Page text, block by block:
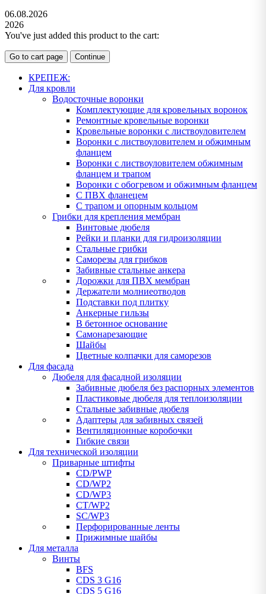
06.08.2026
2026
You've just added this product to the cart:
Go to cart page Continue
КРЕПЕЖ:
Для кровли
Водосточные воронки
Комплектующие для кровельных воронок
Ремонтные кровельные воронки
Кровельные воронки с листвоуловителем
Воронки с листвоуловителем и обжимным
фланцем
Воронки с листвоуловителем обжимным
фланцем и трапом
Воронки с обогревом и обжимным фланцем
С ПВХ фланецем
С трапом и опорным кольцом
Грибки для крепления мембран
Винтовые дюбеля
Рейки и планки для гидроизоляции
Стальные грибки
Саморезы для грибков
Забивные стальные анкера
Дорожки для ПВХ мембран
Держатели молниеотводов
Подставки под плитку
Анкерные гильзы
В бетонное основание
Самонарезающие
Шайбы
Цветные колпачки для саморезов
Для фасада
Дюбеля для фасадной изоляции
Забивные дюбеля без распорных элементов
Пластиковые дюбеля для теплоизоляции
Стальные забивные дюбеля
Адаптеры для забивных связей
Вентиляционные коробочки
Гибкие связи
Для технической изоляции
Приварные штифты
CD/PWP
CD/WP2
CD/WP3
CT/WP2
SC/WP3
Перфорированные ленты
Прижимные шайбы
Для металла
Винты
BFS
CDS 3 G16
CDS 5 G16